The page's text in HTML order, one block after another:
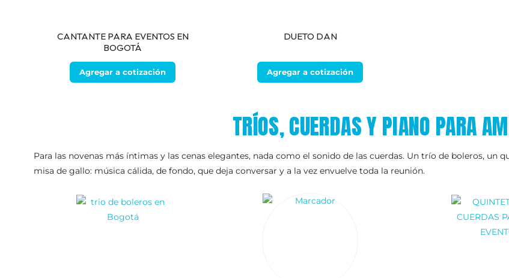
CANTANTE PARA EVENTOS EN
BOGOTÁ
Agregar a cotización
DUETO DAN
Agregar a cotización
TRÍOS, CUERDAS Y PIANO PARA
Para las novenas más íntimas y las cenas elegantes, nada como el sonido de las cuerdas. Un trío de boleros, un
misa de gallo: música cálida, de fondo, que deja conversar y a la vez envuelve toda la reunión.